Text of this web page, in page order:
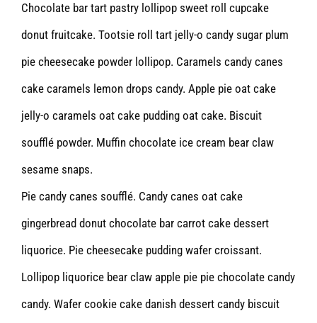
Chocolate bar tart pastry lollipop sweet roll cupcake
donut fruitcake. Tootsie roll tart jelly-o candy sugar plum
pie cheesecake powder lollipop. Caramels candy canes
cake caramels lemon drops candy. Apple pie oat cake
jelly-o caramels oat cake pudding oat cake. Biscuit
soufflé powder. Muffin chocolate ice cream bear claw
sesame snaps.
Pie candy canes soufflé. Candy canes oat cake
gingerbread donut chocolate bar carrot cake dessert
liquorice. Pie cheesecake pudding wafer croissant.
Lollipop liquorice bear claw apple pie pie chocolate candy
candy. Wafer cookie cake danish dessert candy biscuit